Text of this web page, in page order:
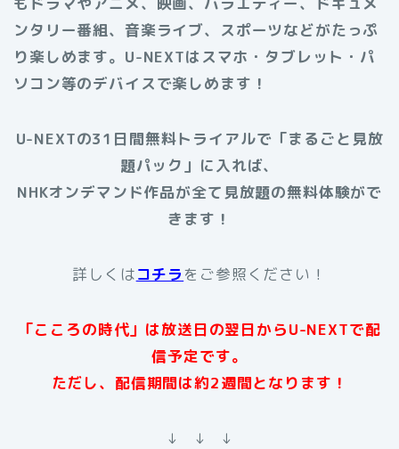
ンタリー番組、音楽ライブ、スポーツなどがたっぷ
り楽しめます。 U-NEXTはスマホ・タブレット・パ
ソコン等のデバイスで楽しめます！
U-NEXTの31日間無料トライアルで「まるごと見放
題パック」に入れば、
NHKオンデマンド作品が全て見放題の無料体験がで
きます！
詳しくはコチラをご参照ください！
「こころの時代」は放送日の翌日からU-NEXTで配
信予定です。
ただし、配信期間は約2週間となります ！
↓ ↓ ↓